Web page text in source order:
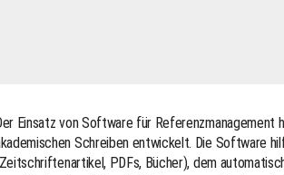
Einsatz von Software für Referenzmanagement
Schreiben entwickelt. Die Software
PDFs, Bücher), dem